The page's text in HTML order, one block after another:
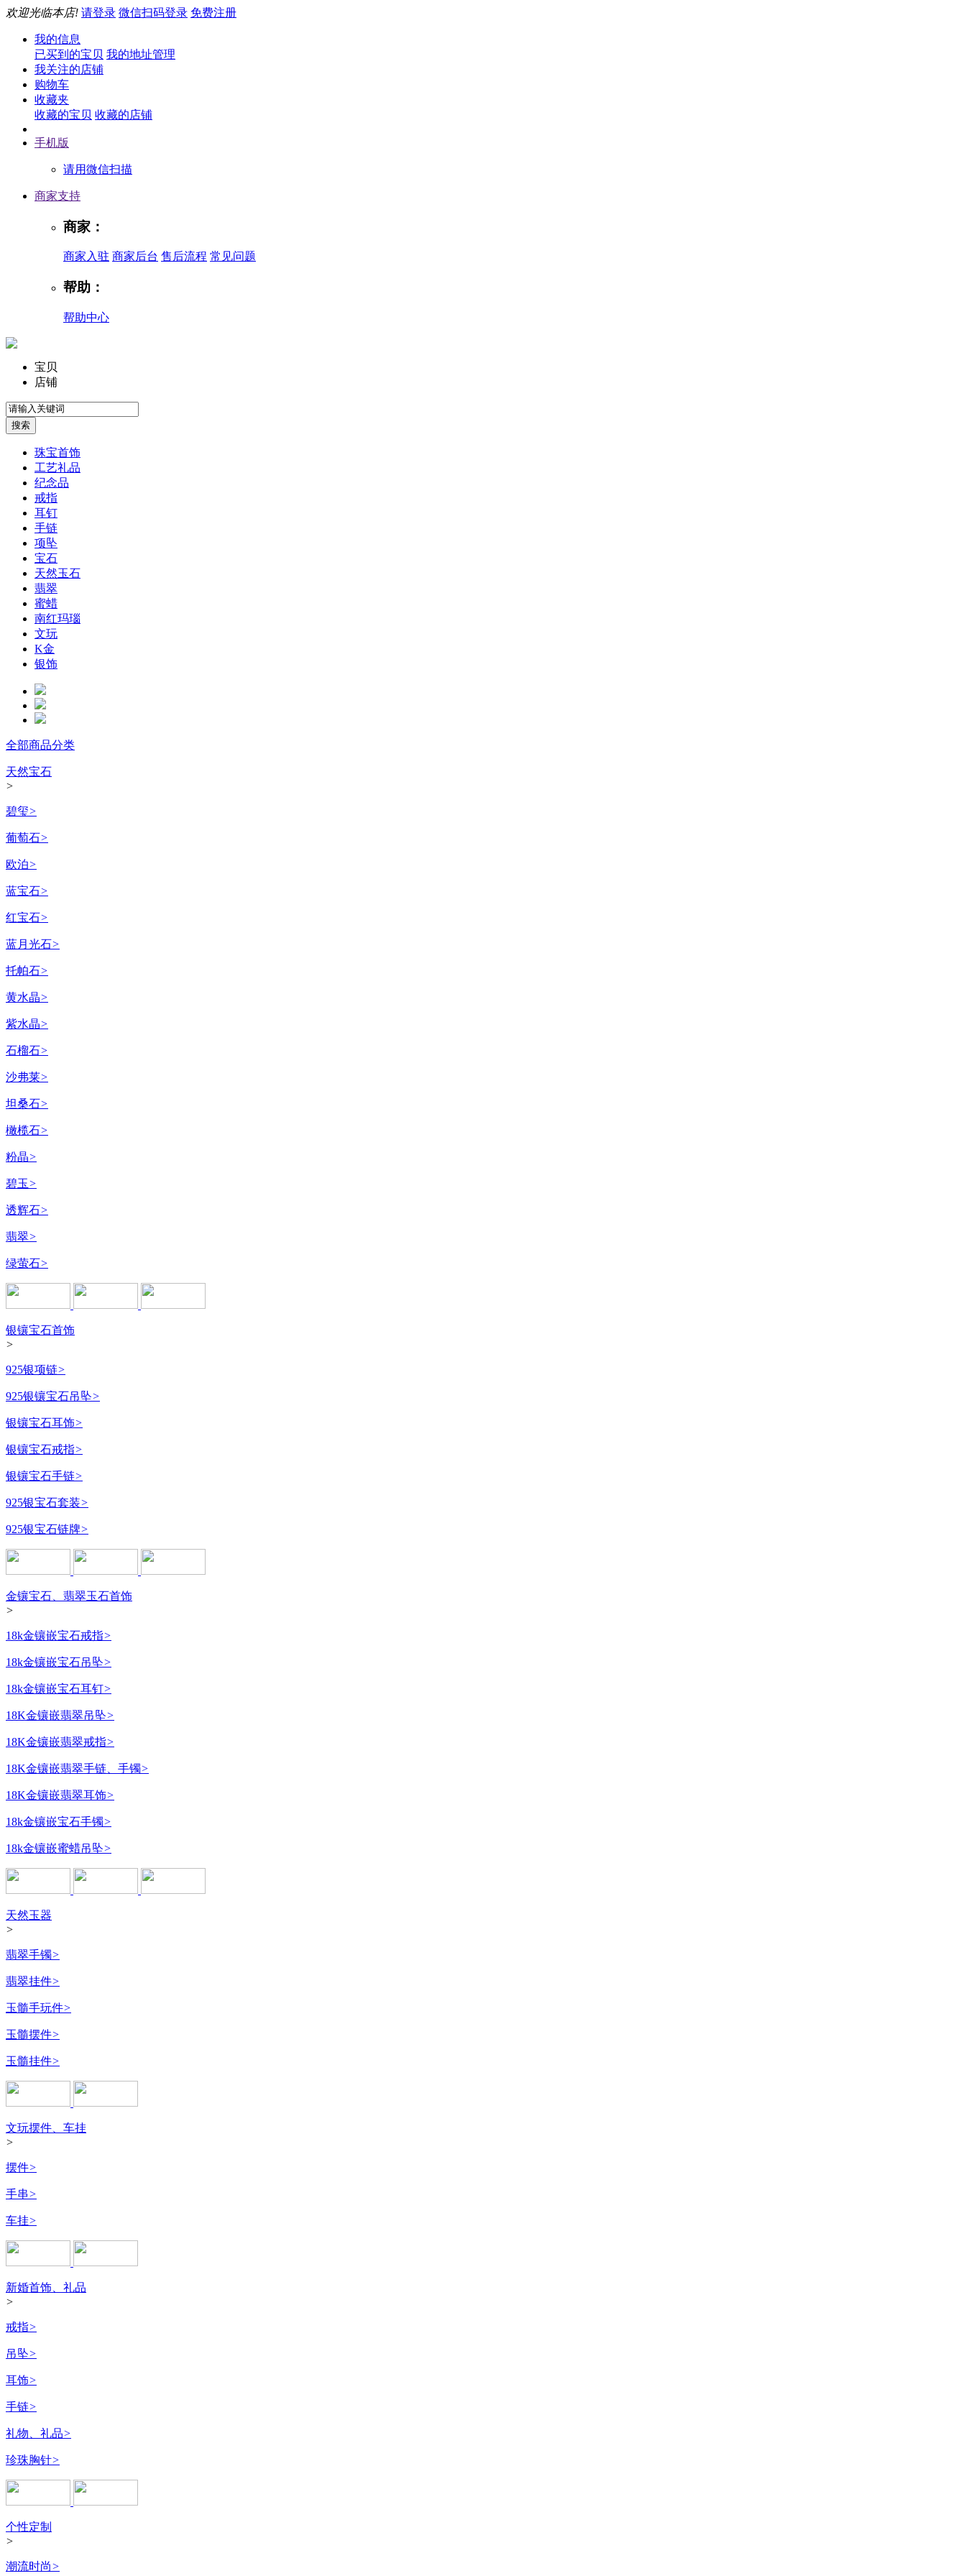
欢迎光临本店! 请登录 微信扫码登录 免费注册
我的信息
已买到的宝贝 我的地址管理
我关注的店铺
购物车
收藏夹
收藏的宝贝 收藏的店铺
手机版
请用微信扫描
商家支持
商家：
商家入驻 商家后台 售后流程 常见问题
帮助：
帮助中心
宝贝
店铺
珠宝首饰
工艺礼品
纪念品
戒指
耳钉
手链
项坠
宝石
天然玉石
翡翠
蜜蜡
南红玛瑙
文玩
K金
银饰
全部商品分类
天然宝石
>
碧玺>
葡萄石>
欧泊>
蓝宝石>
红宝石>
蓝月光石>
托帕石>
黄水晶>
紫水晶>
石榴石>
沙弗莱>
坦桑石>
橄榄石>
粉晶>
碧玉>
透辉石>
翡翠>
绿萤石>
银镶宝石首饰
>
925银项链>
925银镶宝石吊坠>
银镶宝石耳饰>
银镶宝石戒指>
银镶宝石手链>
925银宝石套装>
925银宝石链牌>
金镶宝石、翡翠玉石首饰
>
18k金镶嵌宝石戒指>
18k金镶嵌宝石吊坠>
18k金镶嵌宝石耳钉>
18K金镶嵌翡翠吊坠>
18K金镶嵌翡翠戒指>
18K金镶嵌翡翠手链、手镯>
18K金镶嵌翡翠耳饰>
18k金镶嵌宝石手镯>
18k金镶嵌蜜蜡吊坠>
天然玉器
>
翡翠手镯>
翡翠挂件>
玉髓手玩件>
玉髓摆件>
玉髓挂件>
文玩摆件、车挂
>
摆件>
手串>
车挂>
新婚首饰、礼品
>
戒指>
吊坠>
耳饰>
手链>
礼物、礼品>
珍珠胸针>
个性定制
>
潮流时尚>